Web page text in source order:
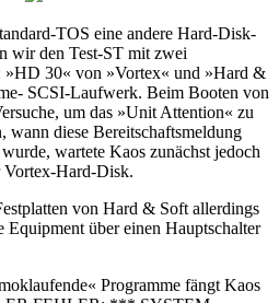
TOS eine andere Hard-Disk-
wir den Test-ST mit zwei
»HD 30« von »Vortex« und »Hard &
SCSI-Laufwerk. Beim Booten von
um das »Unit Attention« zu
wann diese Bereitschaftsmeldung
wartete Kaos zunächst jedoch
Vortex-Hard-Disk.
von Hard & Soft allerdings
Equipment über einen Hauptschalter
Programme fängt Kaos